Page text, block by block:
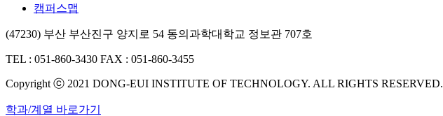
캠퍼스맵
(47230) 부산 부산진구 양지로 54 동의과학대학교 정보관 707호
TEL : 051-860-3430 FAX : 051-860-3455
Copyright ⓒ 2021 DONG-EUI INSTITUTE OF TECHNOLOGY. ALL RIGHTS RESERVED.
학과/계열 바로가기